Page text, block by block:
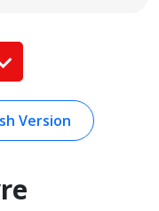
Version